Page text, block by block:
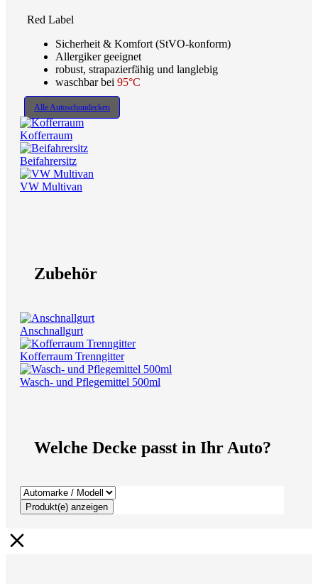
Red Label
Sicherheit & Komfort (StVO-konform)
Allergiker geeignet
robust, strapazierfähig und langlebig
waschbar bei 95°C
Alle Autoschondecken
Kofferraum
Beifahrersitz
VW Multivan
Zubehör
Anschnallgurt
Kofferraum Trenngitter
Wasch- und Pflegemittel 500ml
Welche Decke passt in Ihr Auto?
Produkt(e) anzeigen